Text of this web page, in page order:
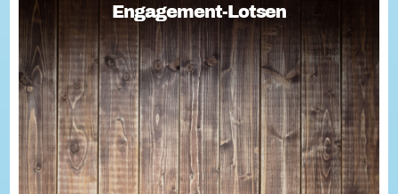
Engagement-Lotsen
Engagement-Lotsen
Engagement-Lotsen tragen zu einer lebendigen
Engagementkultur und damit zu einer höheren
Lebensqualität für sich und andere bei. Sie bringen ihre
Erfahrungen im bürgerschaftlichen Engagement ein und ü...